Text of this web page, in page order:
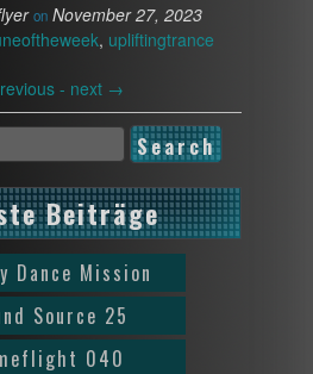
on November 27, 2023
, upliftingtrance
- next →
Beiträge
Dance Mission
Source 25
040